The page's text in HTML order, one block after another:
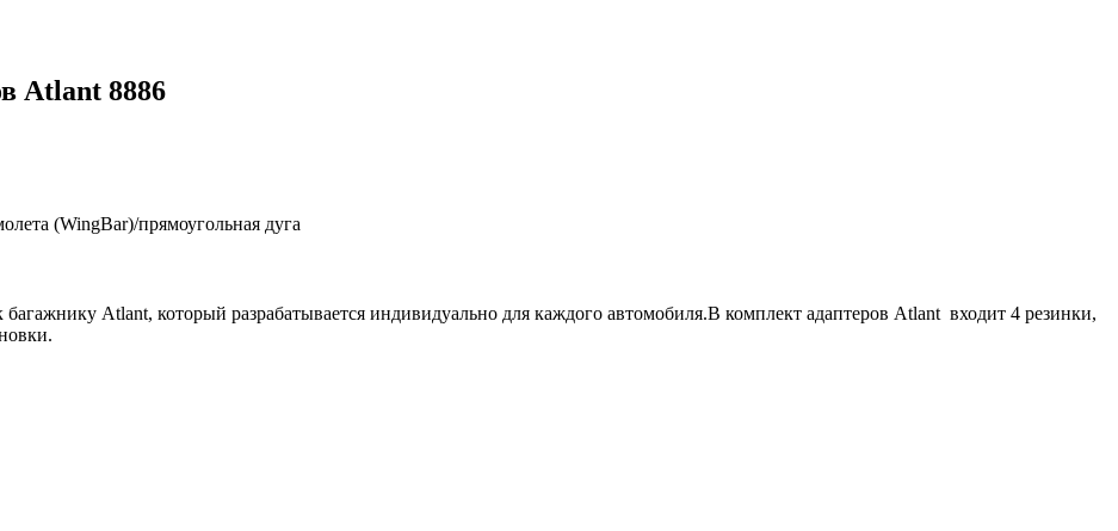
Atlant 8886
(WingBar)/прямоугольная дуга
Atlant, который разрабатывается индивидуально для каждого автомобиля.В комплект адаптеров Atlant входит 4 резинки,